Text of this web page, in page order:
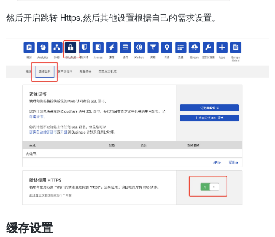
然后开启跳转 Https,然后其他设置根据自己的需求设置。
缓存设置